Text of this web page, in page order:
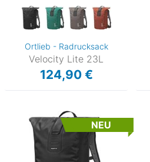
Ortlieb - Radrucksack
Velocity Lite 23L
124,90 €
NEU